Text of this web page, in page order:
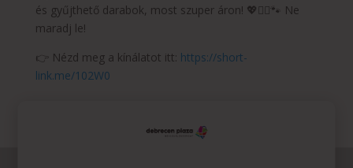
és gyűjthető darabok, most szuper áron! 💖🧚‍♀️🐾 Ne
maradj le!
👉 Nézd meg a kínálatot itt: https://short-
link.me/102W0